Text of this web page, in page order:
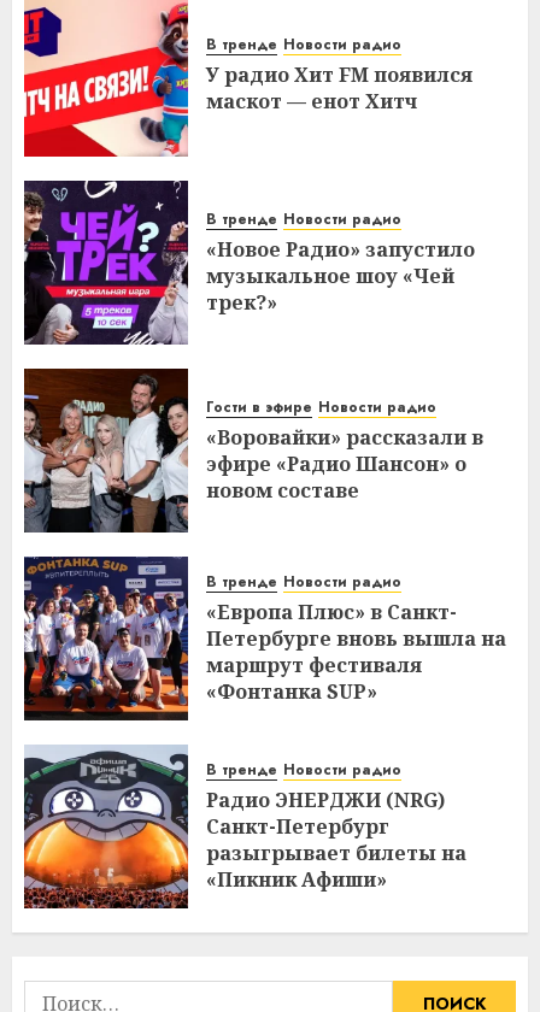
В тренде Новости радио
У радио Хит FM появился
маскот — енот Хитч
В тренде Новости радио
«Новое Радио» запустило
музыкальное шоу «Чей
трек?»
Гости в эфире Новости радио
«Воровайки» рассказали в
эфире «Радио Шансон» о
новом составе
В тренде Новости радио
«Европа Плюс» в Санкт-
Петербурге вновь вышла на
маршрут фестиваля
«Фонтанка SUP»
В тренде Новости радио
Радио ЭНЕРДЖИ (NRG)
Санкт-Петербург
разыгрывает билеты на
«Пикник Афиши»
Найти: